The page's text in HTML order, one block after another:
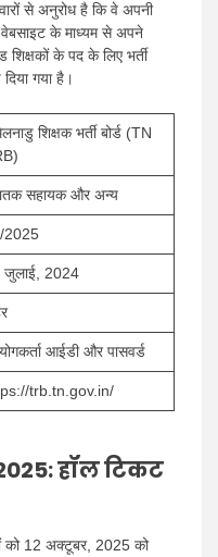
से अनुरोध है कि वे अपनी
के माध्यम से अपने
शिक्षकों के पद के लिए भर्ती
गया है।
शिक्षक भर्ती बोर्ड (TN
सहायक और अन्य
2025
जुलाई, 2024
आईडी और पासवर्ड
trb.tn.gov.in/
हॉल टिकट
को 12 अक्टूबर, 2025 को